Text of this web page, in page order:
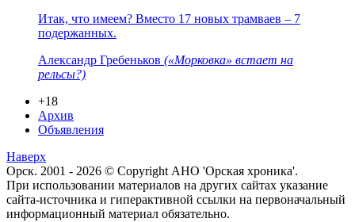
Итак, что имеем? Вместо 17 новых трамваев – 7
подержанных.
Александр Гребеньков («Морковка» встает на
рельсы?)
+18
Архив
Объявления
Наверх
Орск. 2001 - 2026 © Copyright АНО 'Орская хроника'.
При использовании материалов на других сайтах указание
сайта-источника и гиперактивной ссылки на первоначальный
информационный материал обязательно.